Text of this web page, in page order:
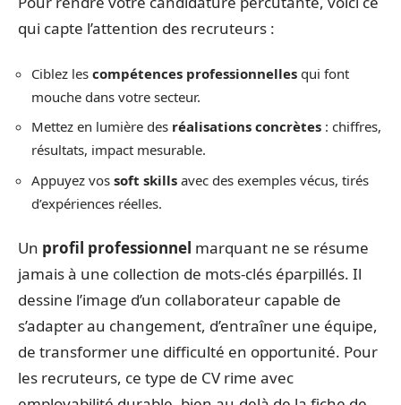
qui capte l’attention des recruteurs :
Ciblez les compétences professionnelles qui font
mouche dans votre secteur.
Mettez en lumière des réalisations concrètes : chiffres,
résultats, impact mesurable.
Appuyez vos soft skills avec des exemples vécus, tirés
d’expériences réelles.
Un profil professionnel marquant ne se résume
jamais à une collection de mots-clés éparpillés. Il
dessine l’image d’un collaborateur capable de
s’adapter au changement, d’entraîner une équipe,
de transformer une difficulté en opportunité. Pour
les recruteurs, ce type de CV rime avec